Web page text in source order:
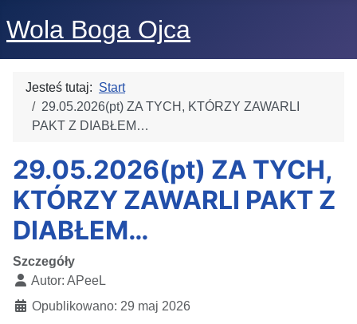
Wola Boga Ojca
Jesteś tutaj: Start
29.05.2026(pt) ZA TYCH, KTÓRZY ZAWARLI
PAKT Z DIABŁEM…
29.05.2026(pt) ZA TYCH,
KTÓRZY ZAWARLI PAKT Z
DIABŁEM…
Szczegóły
Autor: APeeL
Opublikowano: 29 maj 2026